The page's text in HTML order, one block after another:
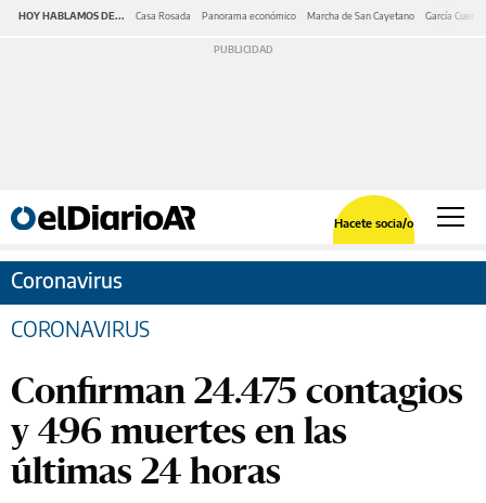
HOY HABLAMOS DE... Casa Rosada Panorama económico Marcha de San Cayetano García Cuerva
Hacete socia/o
Coronavirus
CORONAVIRUS
Confirman 24.475 contagios
y 496 muertes en las
últimas 24 horas